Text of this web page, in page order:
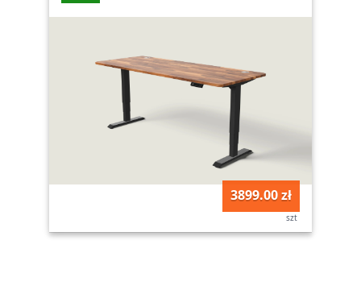
3899.00 zł
szt